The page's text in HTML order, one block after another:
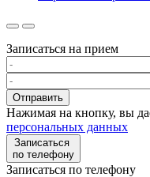
Записаться на прием
Отправить
Нажимая на кнопку, вы
персональных данных
Записаться
по телефону
Записаться по телефону